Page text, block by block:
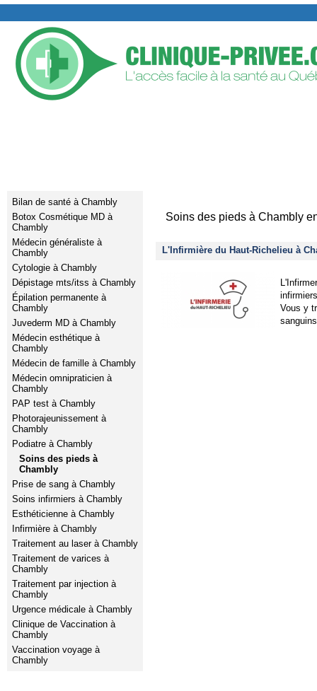
Bilan de santé à Chambly
Botox Cosmétique MD à
Chambly
Médecin généraliste à
Chambly
Cytologie à Chambly
Dépistage mts/itss à Chambly
Épilation permanente à
Chambly
Juvederm MD à Chambly
Médecin esthétique à
Chambly
Médecin de famille à Chambly
Médecin omnipraticien à
Chambly
PAP test à Chambly
Photorajeunissement à
Chambly
Podiatre à Chambly
Soins des pieds à
Chambly
Prise de sang à Chambly
Soins infirmiers à Chambly
Esthéticienne à Chambly
Infirmière à Chambly
Traitement au laser à Chambly
Traitement de varices à
Chambly
Traitement par injection à
Chambly
Urgence médicale à Chambly
Clinique de Vaccination à
Chambly
Vaccination voyage à
Chambly
Soins des pieds à Chambly
L'Infirmière du Haut-Richelieu à
Vous y